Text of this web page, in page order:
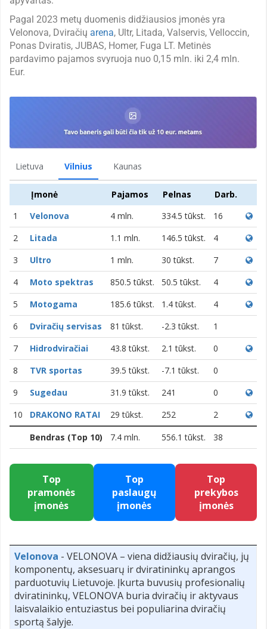
Pagal 2023 metų duomenis didžiausios įmonės yra
Velonova, Dviračių arena, Ultr, Litada, Valservis, Velloccin,
Ponas Dviratis, JUBAS, Homer, Fuga LT. Metinės
pardavimo pajamos svyruoja nuo 0,15 mln. iki 2,4 mln.
Eur.
Lietuva Vilnius Kaunas
Įmonė Pajamos Pelnas
Darb.
1
Velonova 4 mln. 334.5 tūkst.
16
2
Litada 1.1 mln. 146.5 tūkst.
4
3
Ultro 1 mln. 30 tūkst.
7
4
Moto spektras 850.5 tūkst. 50.5 tūkst.
4
5
Motogama 185.6 tūkst. 1.4 tūkst.
4
6
Dviračių servisas 81 tūkst. -2.3 tūkst.
1
7
Hidrodviračiai 43.8 tūkst. 2.1 tūkst.
0
8
TVR sportas 39.5 tūkst. -7.1 tūkst.
0
9
Sugedau 31.9 tūkst. 241
0
10
DRAKONO RATAI 29 tūkst. 252
2
Bendras (Top 10)
7.4 mln. 556.1 tūkst. 38
Top
pramonės
įmonės
Top
paslaugų
įmonės
Top
prekybos
įmonės
Velonova - VELONOVA – viena didžiausių dviračių, jų
komponentų, aksesuarų ir dviratininkų aprangos
parduotuvių Lietuvoje. Įkurta buvusių profesionalių
dviratininkų, VELONOVA buria dviračių ir aktyvaus
laisvalaikio entuziastus bei populiarina dviračių
sportą šalyje.